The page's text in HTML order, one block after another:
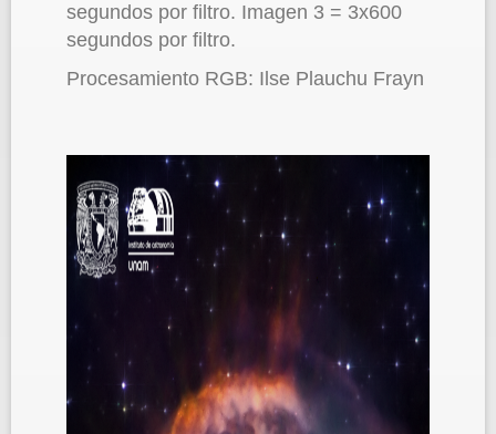
segundos por filtro. Imagen 3 = 3x600
segundos por filtro.
Procesamiento RGB: Ilse Plauchu Frayn